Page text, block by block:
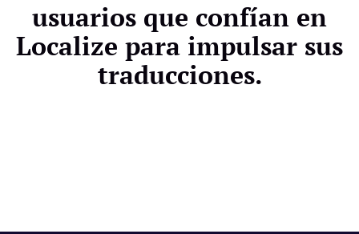
usuarios que confían en
Localize para impulsar sus
traducciones.